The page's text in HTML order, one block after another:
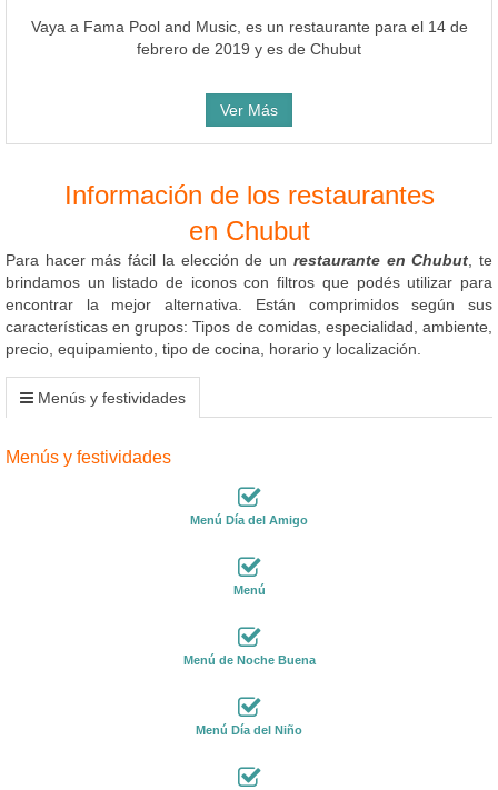
Vaya a Fama Pool and Music, es un restaurante para el 14 de
febrero de 2019 y es de Chubut
Ver Más
Información de los restaurantes
en Chubut
Para hacer más fácil la elección de un restaurante en Chubut , te
brindamos un listado de iconos con filtros que podés utilizar para
encontrar la mejor alternativa. Están comprimidos según sus
características en grupos: Tipos de comidas, especialidad, ambiente,
precio, equipamiento, tipo de cocina, horario y localización.
Menús y festividades
Menús y festividades
Menú Día del Amigo
Menú
Menú de Noche Buena
Menú Día del Niño